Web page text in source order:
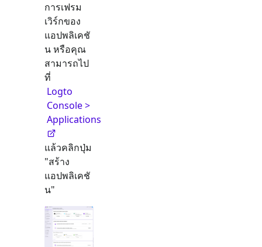
การเฟรม
เวิร์กของ
แอปพลิเคชั
น หรือคุณ
สามารถไป
ที่
Logto
Console >
Applications
แล้วคลิกปุ่ม
"สร้าง
แอปพลิเคชั
น"